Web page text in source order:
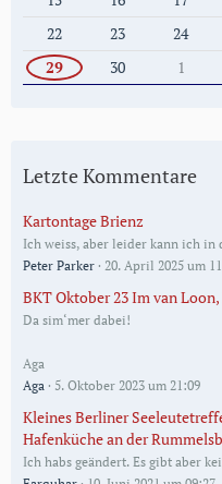
22
23 24
29
30 1
Letzte Kommentare
Kartontage Brienz
Ich weiss, aber leider kann ich in
Peter Parker 20. April 2025 um
BKT Oktober 23 Im van
Da sim‘mer dabei!
Aga
Aga
5. Oktober 2023 um 21:09
Kleines Berliner
Hafenküche an der
Ich habs geändert. Es gibt aber